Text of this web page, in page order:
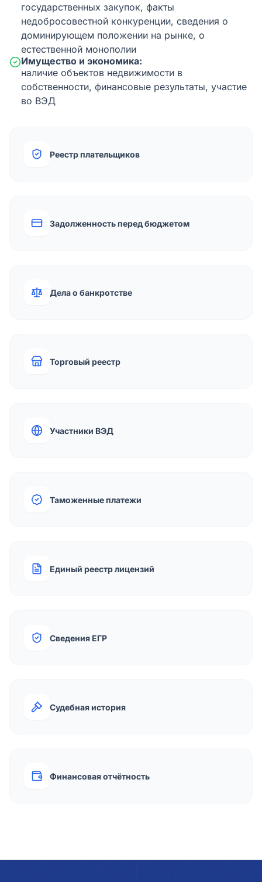
государственных закупок, факты
недобросовестной конкуренции, сведения о
доминирующем положении на рынке, о
естественной монополии
Имущество и экономика:
наличие объектов недвижимости в
собственности, финансовые результаты, участие
во ВЭД
Реестр плательщиков
Задолженность перед бюджетом
Дела о банкротстве
Торговый реестр
Участники ВЭД
Таможенные платежи
Единый реестр лицензий
Сведения ЕГР
Судебная история
Финансовая отчётность